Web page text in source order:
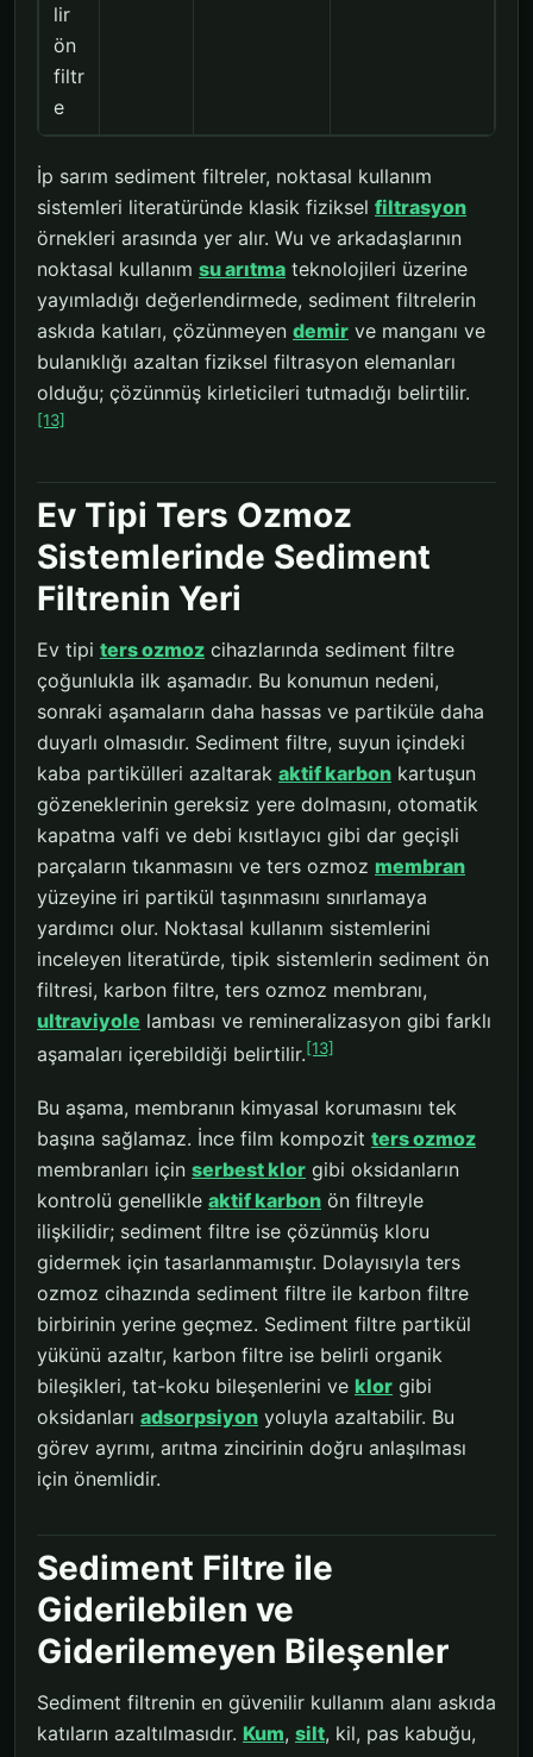
lir
ön
filtr
e
İp sarım sediment filtreler, noktasal kullanım
sistemleri literatüründe klasik fiziksel filtrasyon
örnekleri arasında yer alır. Wu ve arkadaşlarının
noktasal kullanım su arıtma teknolojileri üzerine
yayımladığı değerlendirmede, sediment filtrelerin
askıda katıları, çözünmeyen demir ve manganı ve
bulanıklığı azaltan fiziksel filtrasyon elemanları
olduğu; çözünmüş kirleticileri tutmadığı belirtilir.
[13]
Ev Tipi Ters Ozmoz
Sistemlerinde Sediment
Filtrenin Yeri
Ev tipi ters ozmoz cihazlarında sediment filtre
çoğunlukla ilk aşamadır. Bu konumun nedeni,
sonraki aşamaların daha hassas ve partiküle daha
duyarlı olmasıdır. Sediment filtre, suyun içindeki
kaba partikülleri azaltarak aktif karbon kartuşun
gözeneklerinin gereksiz yere dolmasını, otomatik
kapatma valfi ve debi kısıtlayıcı gibi dar geçişli
parçaların tıkanmasını ve ters ozmoz membran
yüzeyine iri partikül taşınmasını sınırlamaya
yardımcı olur. Noktasal kullanım sistemlerini
inceleyen literatürde, tipik sistemlerin sediment ön
filtresi, karbon filtre, ters ozmoz membranı,
ultraviyole lambası ve remineralizasyon gibi farklı
aşamaları içerebildiği belirtilir.[13]
Bu aşama, membranın kimyasal korumasını tek
başına sağlamaz. İnce film kompozit ters ozmoz
membranları için serbest klor gibi oksidanların
kontrolü genellikle aktif karbon ön filtreyle
ilişkilidir; sediment filtre ise çözünmüş kloru
gidermek için tasarlanmamıştır. Dolayısıyla ters
ozmoz cihazında sediment filtre ile karbon filtre
birbirinin yerine geçmez. Sediment filtre partikül
yükünü azaltır, karbon filtre ise belirli organik
bileşikleri, tat-koku bileşenlerini ve klor gibi
oksidanları adsorpsiyon yoluyla azaltabilir. Bu
görev ayrımı, arıtma zincirinin doğru anlaşılması
için önemlidir.
Sediment Filtre ile
Giderilebilen ve
Giderilemeyen Bileşenler
Sediment filtrenin en güvenilir kullanım alanı askıda
katıların azaltılmasıdır. Kum, silt, kil, pas kabuğu,